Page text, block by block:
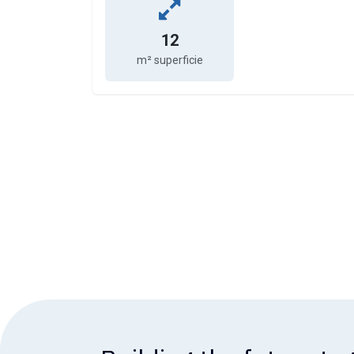
12
m² superficie